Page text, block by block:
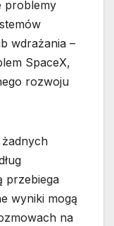
problemy
wdrażania –
SpaceX,
rozwoju
przebiega
wyniki mogą
na